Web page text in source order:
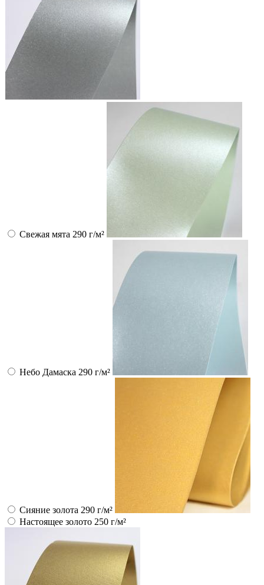
Свежая мята 290 г/м²
Небо Дамаска 290 г/м²
Сияние золота 290 г/м²
Настоящее золото 250 г/м²